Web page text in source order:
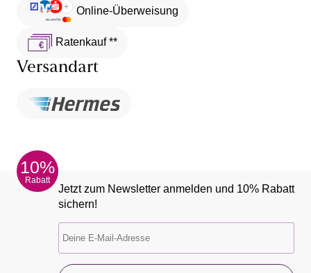
Online-Überweisung
Ratenkauf **
Versandart
10%
Rabatt
Jetzt zum Newsletter anmelden und 10% Rabatt
sichern!